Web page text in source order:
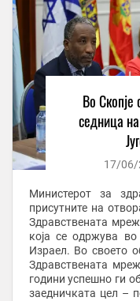
Во
седница
17/06/
Министерот за
присутните на
Здравствената
која се одржува во
Израел. Во своето обраќање, министерот посочи дека
Здравствената
години успешно ги
заедничката цел –